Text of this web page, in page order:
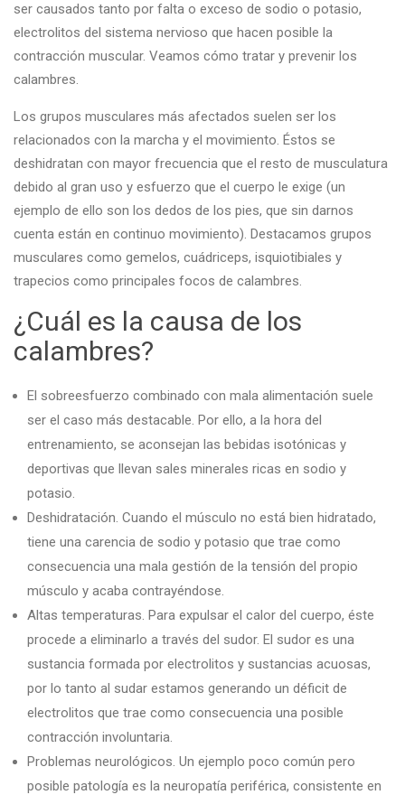
ser causados tanto por falta o exceso de sodio o potasio,
electrolitos del sistema nervioso que hacen posible la
contracción muscular. Veamos cómo tratar y prevenir los
calambres.
Los grupos musculares más afectados suelen ser los
relacionados con la marcha y el movimiento. Éstos se
deshidratan con mayor frecuencia que el resto de musculatura
debido al gran uso y esfuerzo que el cuerpo le exige (un
ejemplo de ello son los dedos de los pies, que sin darnos
cuenta están en continuo movimiento). Destacamos grupos
musculares como gemelos, cuádriceps, isquiotibiales y
trapecios como principales focos de calambres.
¿Cuál es la causa de los
calambres?
El sobreesfuerzo combinado con mala alimentación suele
ser el caso más destacable. Por ello, a la hora del
entrenamiento, se aconsejan las bebidas isotónicas y
deportivas que llevan sales minerales ricas en sodio y
potasio.
Deshidratación. Cuando el músculo no está bien hidratado,
tiene una carencia de sodio y potasio que trae como
consecuencia una mala gestión de la tensión del propio
músculo y acaba contrayéndose.
Altas temperaturas. Para expulsar el calor del cuerpo, éste
procede a eliminarlo a través del sudor. El sudor es una
sustancia formada por electrolitos y sustancias acuosas,
por lo tanto al sudar estamos generando un déficit de
electrolitos que trae como consecuencia una posible
contracción involuntaria.
Problemas neurológicos. Un ejemplo poco común pero
posible patología es la neuropatía periférica, consistente en